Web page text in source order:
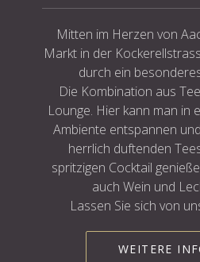
Mitten im Herzen von
Markt in der
durch ein
Die Kombination aus
Lounge. Hier kann man in
Ambiente entspannen
herrlich duftenden
spritzigen Cocktail
auch Wein und
Lassen Sie sich von
WEITERE